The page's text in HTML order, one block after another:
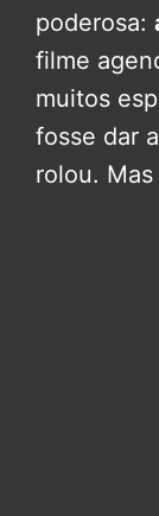
poderosa:
filme
muitos
fosse dar
rolou.